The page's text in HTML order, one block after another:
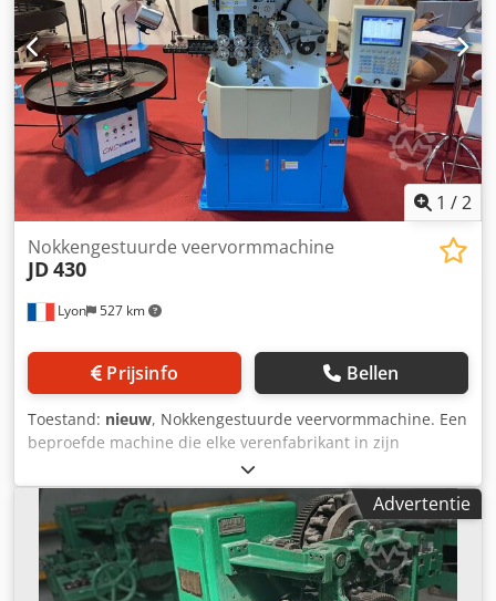
1 /2
Lyon 527 km
Nokkengestuurde veervormmachine
JD430
Prijsinfo Bellen
Toestand: nieuw, Nokkengestuurde veervormmachine. Een
beproefde machine die elke verenfabrikant in zijn
verenwinkel zou moeten hebben voor een de beste
verhouding 'prijs/kwaliteit van de productie' op de markt.
Csdpsi Ik Hrofx Abxjrf
Advertentie